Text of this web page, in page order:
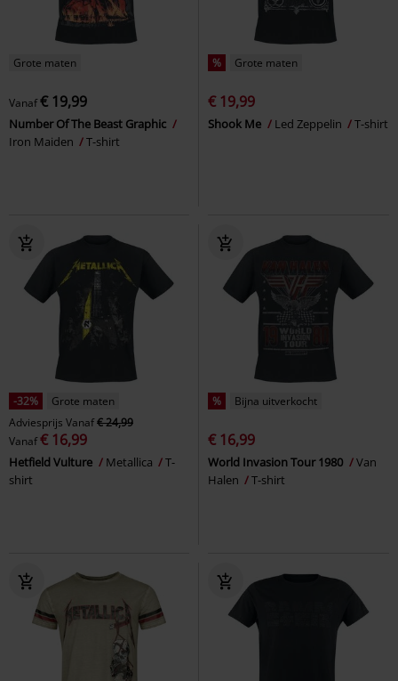
Grote maten
Vanaf€ 19,99
Number Of The Beast Graphic
Iron Maiden
T-shirt
% Grote maten
€ 19,99
Shook Me Led Zeppelin T-shirt
-32%
Grote maten
Adviesprijs Vanaf€ 24,99
Vanaf€ 16,99
Hetfield Vulture Metallica
T-
shirt
% Bijna uitverkocht
€ 16,99
World Invasion Tour 1980
Van
Halen
T-shirt